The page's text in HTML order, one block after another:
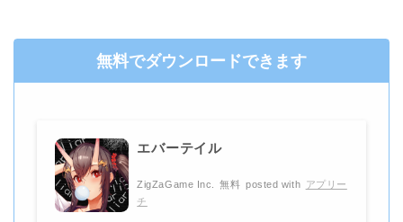
無料でダウンロードできます
エバーテイル
ZigZaGame Inc. 無料 posted with アプリー
チ